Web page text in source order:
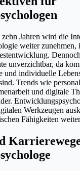
Jahren wird die
weiter zunehmen,
unverzichtbar, da
und individuelle
Trends wie
und digitale
Werkzeugen
Fähigkeiten